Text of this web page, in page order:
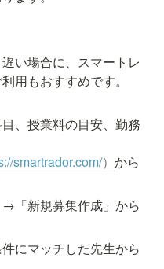
い場合に、スマートレ
用もおすすめです。
、授業料の目安、勤務
smartrador.com/） から
「新規募集作成」から
にマッチした先生から